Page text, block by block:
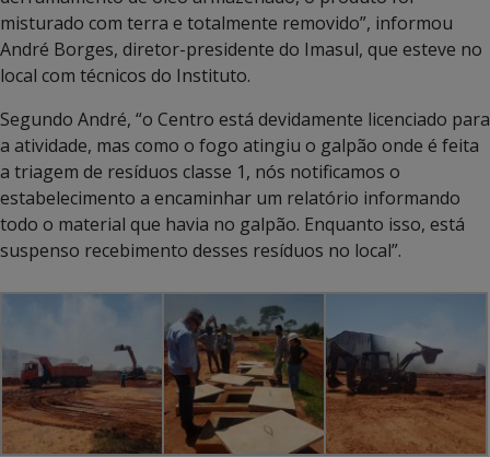
misturado com terra e totalmente removido”, informou
André Borges, diretor-presidente do Imasul, que esteve no
local com técnicos do Instituto.
Segundo André, “o Centro está devidamente licenciado para
a atividade, mas como o fogo atingiu o galpão onde é feita
a triagem de resíduos classe 1, nós notificamos o
estabelecimento a encaminhar um relatório informando
todo o material que havia no galpão. Enquanto isso, está
suspenso recebimento desses resíduos no local”.